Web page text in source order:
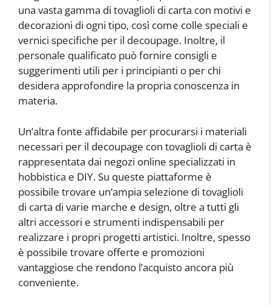
una vasta gamma di tovaglioli di carta con motivi e
decorazioni di ogni tipo, così come colle speciali e
vernici specifiche per il decoupage. Inoltre, il
personale qualificato può fornire consigli e
suggerimenti utili per i principianti o per chi
desidera approfondire la propria conoscenza in
materia.
Un’altra fonte affidabile per procurarsi i materiali
necessari per il decoupage con tovaglioli di carta è
rappresentata dai negozi online specializzati in
hobbistica e DIY. Su queste piattaforme è
possibile trovare un’ampia selezione di tovaglioli
di carta di varie marche e design, oltre a tutti gli
altri accessori e strumenti indispensabili per
realizzare i propri progetti artistici. Inoltre, spesso
è possibile trovare offerte e promozioni
vantaggiose che rendono l’acquisto ancora più
conveniente.